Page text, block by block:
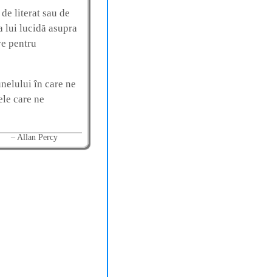
literat sau de
lui lucidă asupra
pentru
în care ne
care ne
Allan Percy